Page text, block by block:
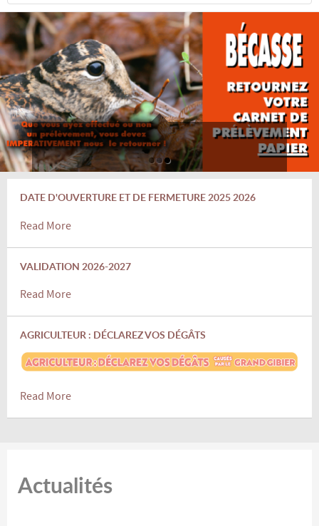
DATE D'OUVERTURE ET DE FERMETURE 2025 2026
Read More
VALIDATION 2026-2027
Read More
AGRICULTEUR : DÉCLAREZ VOS DÉGÂTS
Read More
Actualités